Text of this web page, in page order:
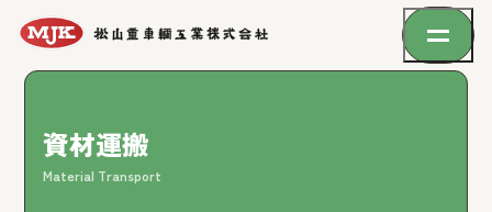
資材運搬
Material Transport